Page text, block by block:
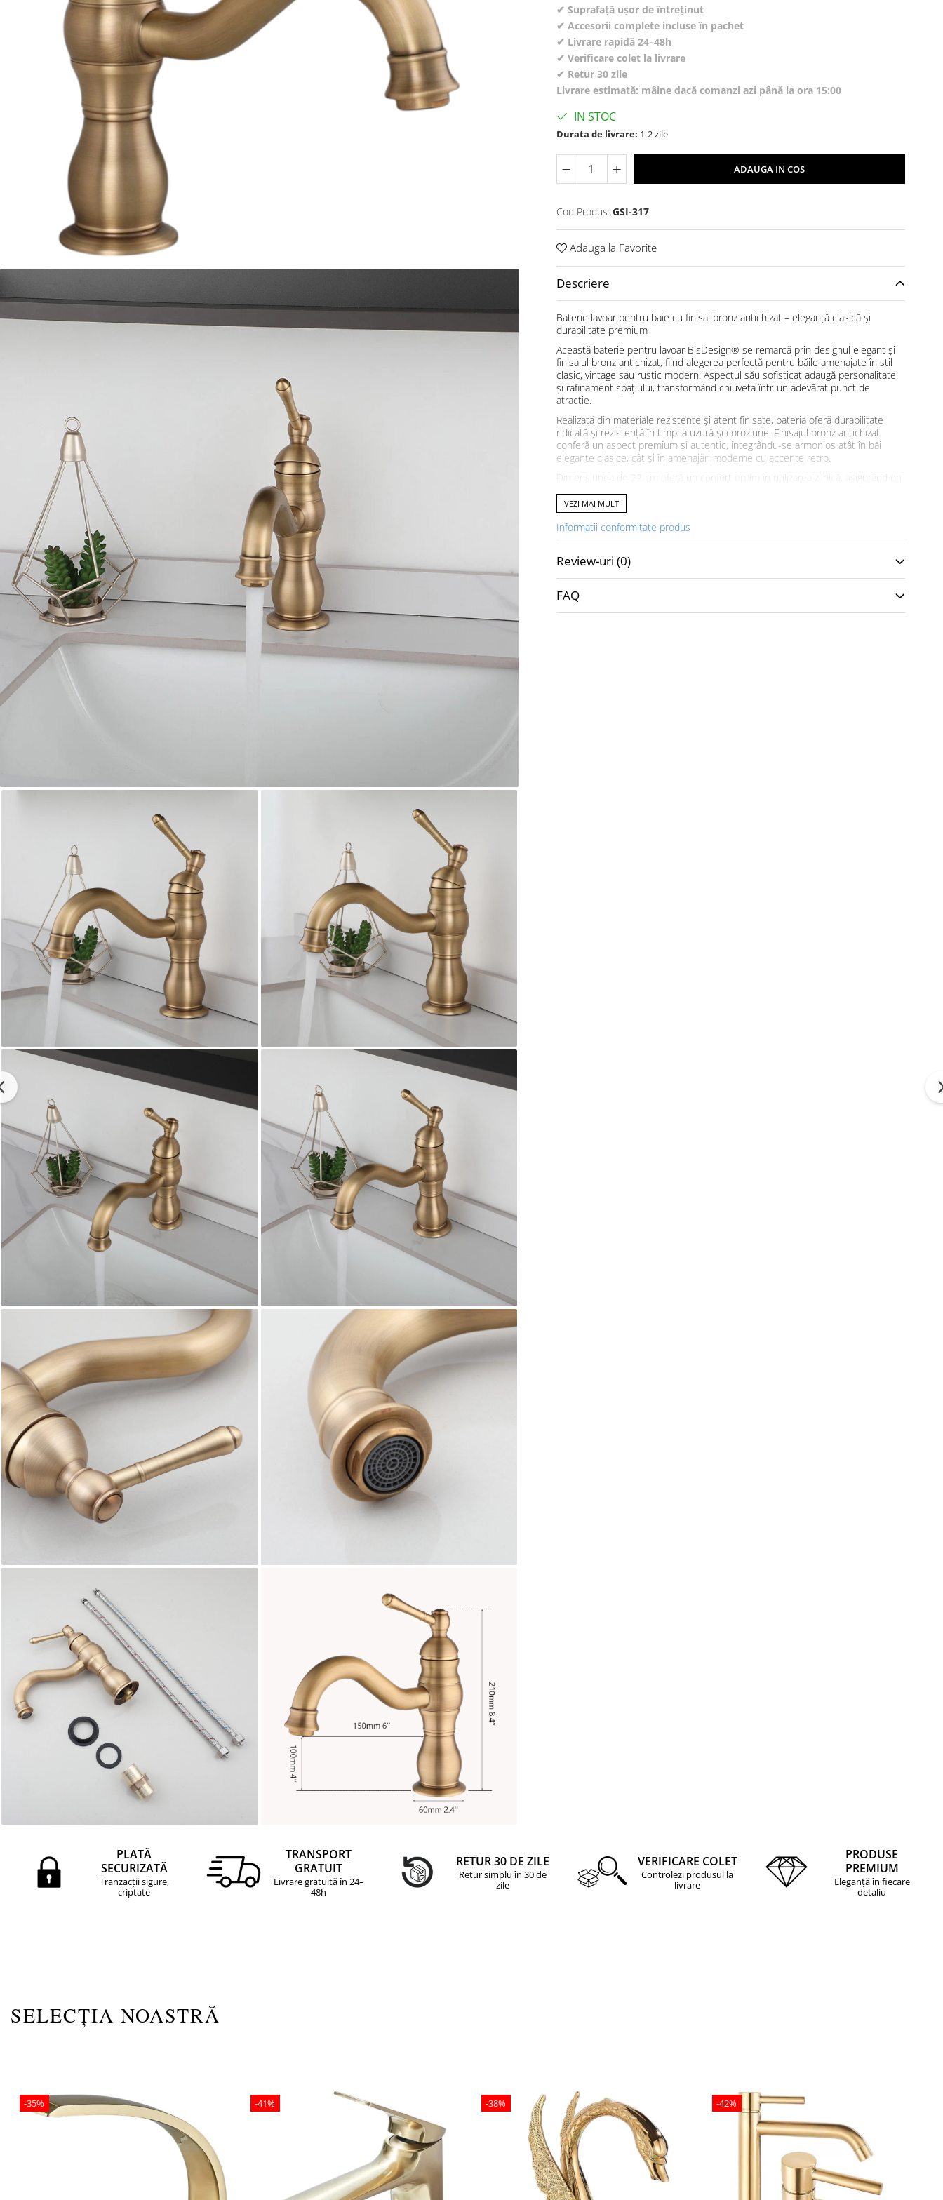
✔ Suprafață ușor de întreținut
✔ Accesorii complete incluse în pachet
✔ Livrare rapidă 24–48h
✔ Verificare colet la livrare
✔ Retur 30 zile
Livrare estimată: mâine dacă comanzi azi până la ora 15:00
IN STOC
Durata de livrare: 1-2 zile
ADAUGA IN COS
Cod Produs: GSI-317
Adauga la Favorite
Descriere
Baterie lavoar pentru baie cu finisaj bronz antichizat – eleganță clasică și
durabilitate premium
Această baterie pentru lavoar BisDesign® se remarcă prin designul elegant și
finisajul bronz antichizat, fiind alegerea perfectă pentru băile amenajate în stil
clasic, vintage sau rustic modern. Aspectul său sofisticat adaugă personalitate
și rafinament spațiului, transformând chiuveta într-un adevărat punct de
atracție.
Realizată din materiale rezistente și atent finisate, bateria oferă durabilitate
ridicată și rezistență în timp la uzură și coroziune. Finisajul bronz antichizat
conferă un aspect premium și autentic, integrându-se armonios atât în băi
elegante clasice, cât și în amenajări moderne cu accente retro.
Dimensiunea de 22 cm oferă un confort optim în utilizarea zilnică, asigurând un
Designul ergonomic și construcția robustă contribuie la o experiență practică și
plăcută în utilizare.
Caracteristici principale:
• Finisaj bronz antichizat elegant și rezistent
• Design clasic cu aspect premium
• Dimensiune totală de 22 cm
• Compatibilă cu majoritatea lavoarelor standard
VEZI MAI MULT
Informatii conformitate produs
Review-uri (0)
FAQ
PLATĂ
SECURIZATĂ
Tranzacții sigure,
criptate
TRANSPORT
GRATUIT
Livrare gratuită în 24–
48h
RETUR 30 DE ZILE
Retur simplu în 30 de
zile
VERIFICARE COLET
Controlezi produsul la
livrare
PRODUSE
PREMIUM
Eleganță în fiecare
detaliu
-35% -41% -38% -42%